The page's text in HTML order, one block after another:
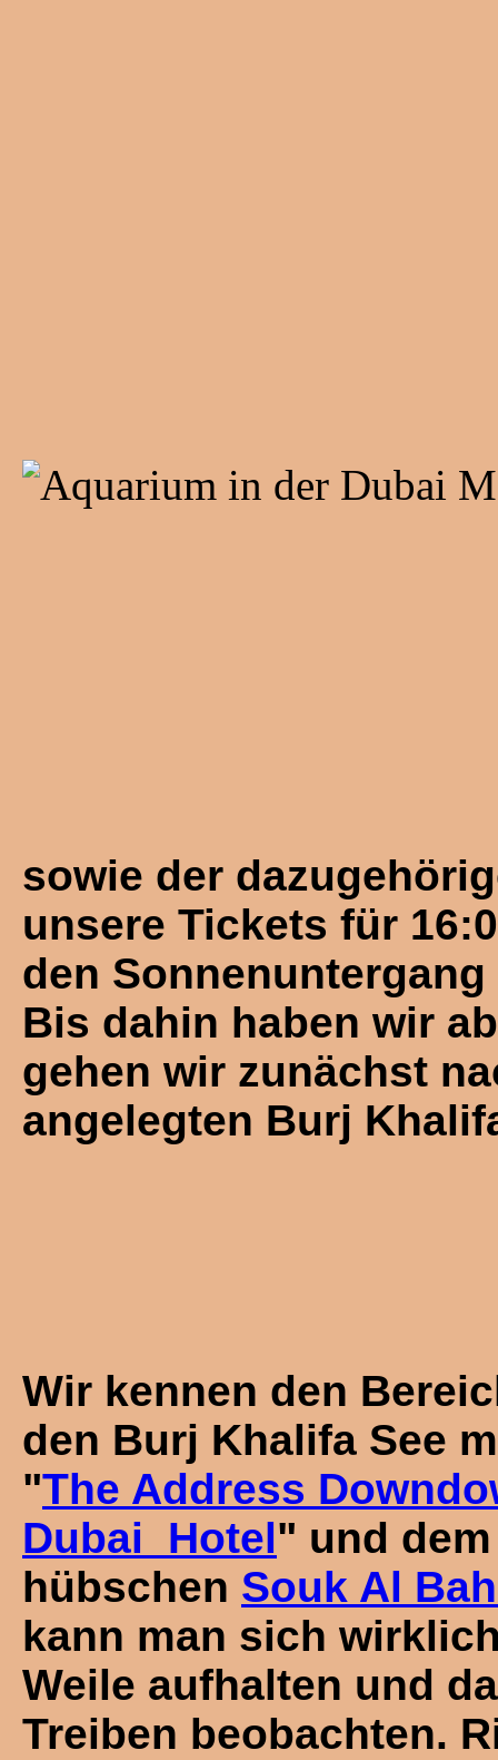
sowie der
unsere Tickets für
den
Bis dahin haben wir
gehen wir zunächst
angelegten Burj
Wir kennen den
den Burj Khalifa See
"The Address
Dubai Hotel" und dem
hübschen Souk Al
kann man sich
Weile aufhalten und
Treiben beobachten.